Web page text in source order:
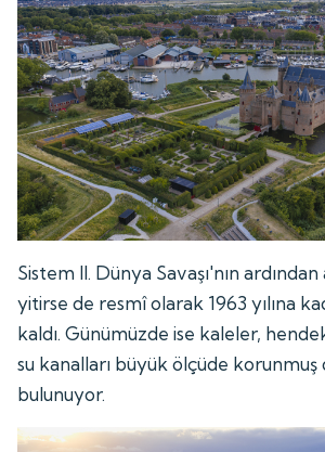
Sistem II. Dünya Savaşı'nın
yitirse de resmî olarak 1963 yılına
kaldı. Günümüzde ise kaleler,
su kanalları büyük ölçüde korunmuş
bulunuyor.